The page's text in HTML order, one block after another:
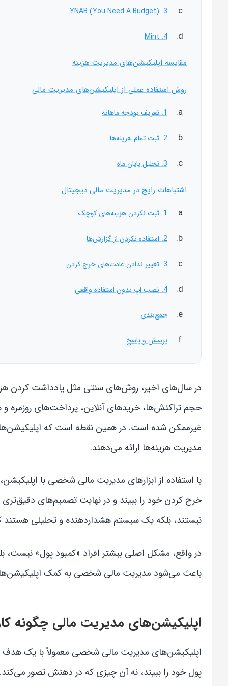
3. YNAB (You Need A Budget)
4. Mint
مقایسه اپلیکیشن‌های مدیریت هزینه
روش استفاده عملی از اپلیکیشن‌های مدیریت مالی
1. تعریف بودجه ماهانه
2. ثبت تمام هزینه‌ها
3. تحلیل پایان ماه
اشتباهات رایج در مدیریت مالی دیجیتال
1. ثبت نکردن هزینه‌های کوچک
2. استفاده نکردن از گزارش‌ها
3. تغییر ندادن عادت‌های خرج کردن
4. نصب اپ بدون استفاده واقعی
جمع‌بندی
پرسش و پاسخ
در سال‌های اخیر، روش‌های سنتی مثل یادداشت کردن
حجم تراکنش‌ها، خریدهای آنلاین، پرداخت‌های روزمره
غیرممکن شده است. در همین نقطه است که
مدیریت هزینه‌ها ارائه می‌دهند.
با استفاده از ابزارهای مدیریت مالی شخصی با
خرج کردن خود را ببیند و در نهایت تصمیم‌های
نیستند، بلکه یک سیستم هشداردهنده و تحلیلی
در واقع، مشکل اصلی بیشتر افراد «کمبود پول»
باعث می‌شود مدیریت مالی شخصی به کمک
اپلیکیشن‌های مدیریت مالی چگونه
اپلیکیشن‌های مدیریت مالی شخصی معمولاً با یک هدف
پول خود را ببیند، نه آن چیزی که در ذهنش تصور